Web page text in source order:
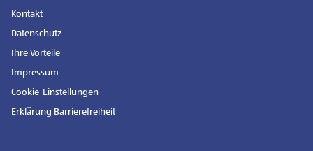
Kontakt
Datenschutz
Ihre Vorteile
Impressum
Cookie-Einstellungen
Erklärung Barrierefreiheit